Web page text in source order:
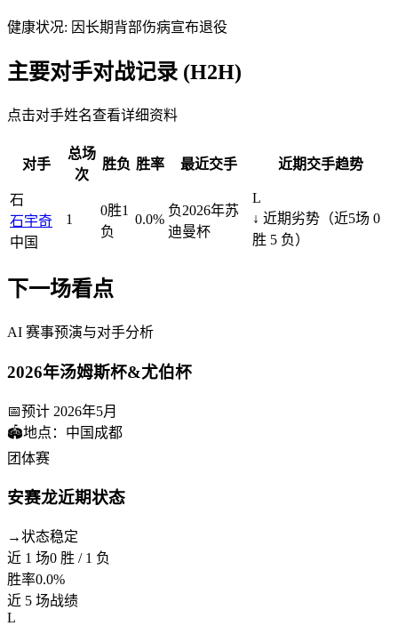
健康状况: 因长期背部伤病宣布退役
主要对手对战记录 (H2H)
点击对手姓名查看详细资料
对手
总场
次
胜负 胜率 最近交手 近期交手趋势
石
石宇奇
中国
1
0胜1
负
0.0%
负2026年苏
迪曼杯
L
↓ 近期劣势（近5场 0
胜 5 负）
下一场看点
AI 赛事预演与对手分析
2026年汤姆斯杯&尤伯杯
📅预计 2026年5月
🏟️地点：中国成都
团体赛
安赛龙近期状态
→状态稳定
近 1 场0 胜 / 1 负
胜率0.0%
近 5 场战绩
L